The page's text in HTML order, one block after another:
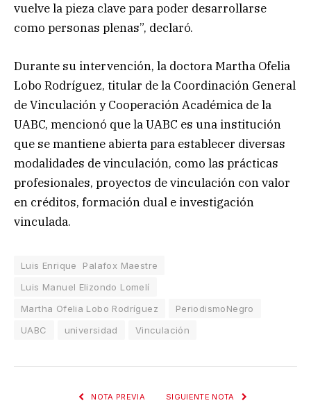
vuelve la pieza clave para poder desarrollarse
como personas plenas”, declaró.
Durante su intervención, la doctora Martha Ofelia
Lobo Rodríguez, titular de la Coordinación General
de Vinculación y Cooperación Académica de la
UABC, mencionó que la UABC es una institución
que se mantiene abierta para establecer diversas
modalidades de vinculación, como las prácticas
profesionales, proyectos de vinculación con valor
en créditos, formación dual e investigación
vinculada.
Luis Enrique Palafox Maestre
Luis Manuel Elizondo Lomelí
Martha Ofelia Lobo Rodríguez
PeriodismoNegro
UABC
universidad Vinculación
NOTA PREVIA SIGUIENTE NOTA